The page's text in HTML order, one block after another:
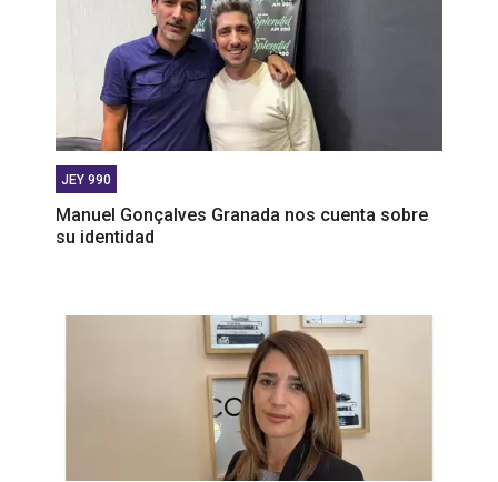
JEY 990
Manuel Gonçalves Granada nos cuenta sobre
su identidad